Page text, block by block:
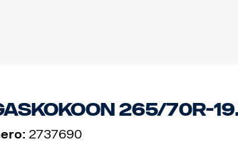
265/70R-
2737690